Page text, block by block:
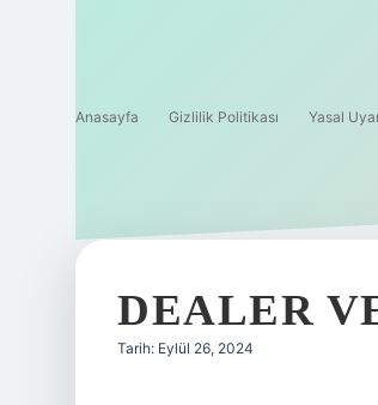
Anasayfa Gizlilik Politikası Yasal
DEALER
Tarih: Eylül 26, 2024